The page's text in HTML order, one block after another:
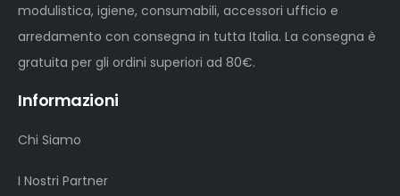
modulistica, igiene, consumabili, accessori ufficio e
arredamento con consegna in tutta Italia. La consegna è
gratuita per gli ordini superiori ad 80€.
Informazioni
Chi Siamo
I Nostri Partner